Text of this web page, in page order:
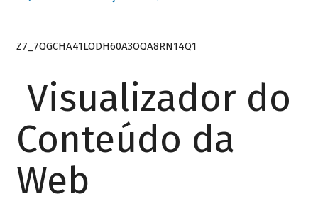
Z7_7QGCHA41LODH60A3OQA8RN14Q1
Visualizador do
Conteúdo da
Web